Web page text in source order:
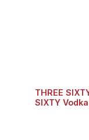
THREE
SIXTY